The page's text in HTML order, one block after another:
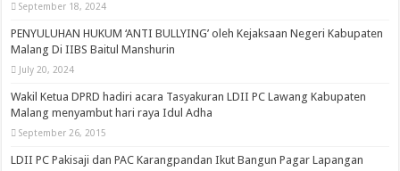
September 18, 2024
PENYULUHAN HUKUM ‘ANTI BULLYING’ oleh Kejaksaan Negeri Kabupaten
Malang Di IIBS Baitul Manshurin
July 20, 2024
Wakil Ketua DPRD hadiri acara Tasyakuran LDII PC Lawang Kabupaten
Malang menyambut hari raya Idul Adha
September 26, 2015
LDII PC Pakisaji dan PAC Karangpandan Ikut Bangun Pagar Lapangan